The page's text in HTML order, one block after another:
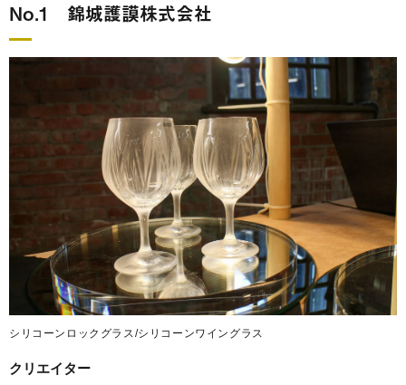
No.1 錦城護謨株式会社
シリコーンロックグラス/シリコーンワイングラス
クリエイター